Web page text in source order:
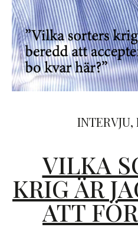
INTERVJU,
VILKA
KRIG ÄR
ATT